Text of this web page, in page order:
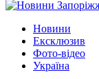
Новини
Ексклюзив
Фото-відео
Україна